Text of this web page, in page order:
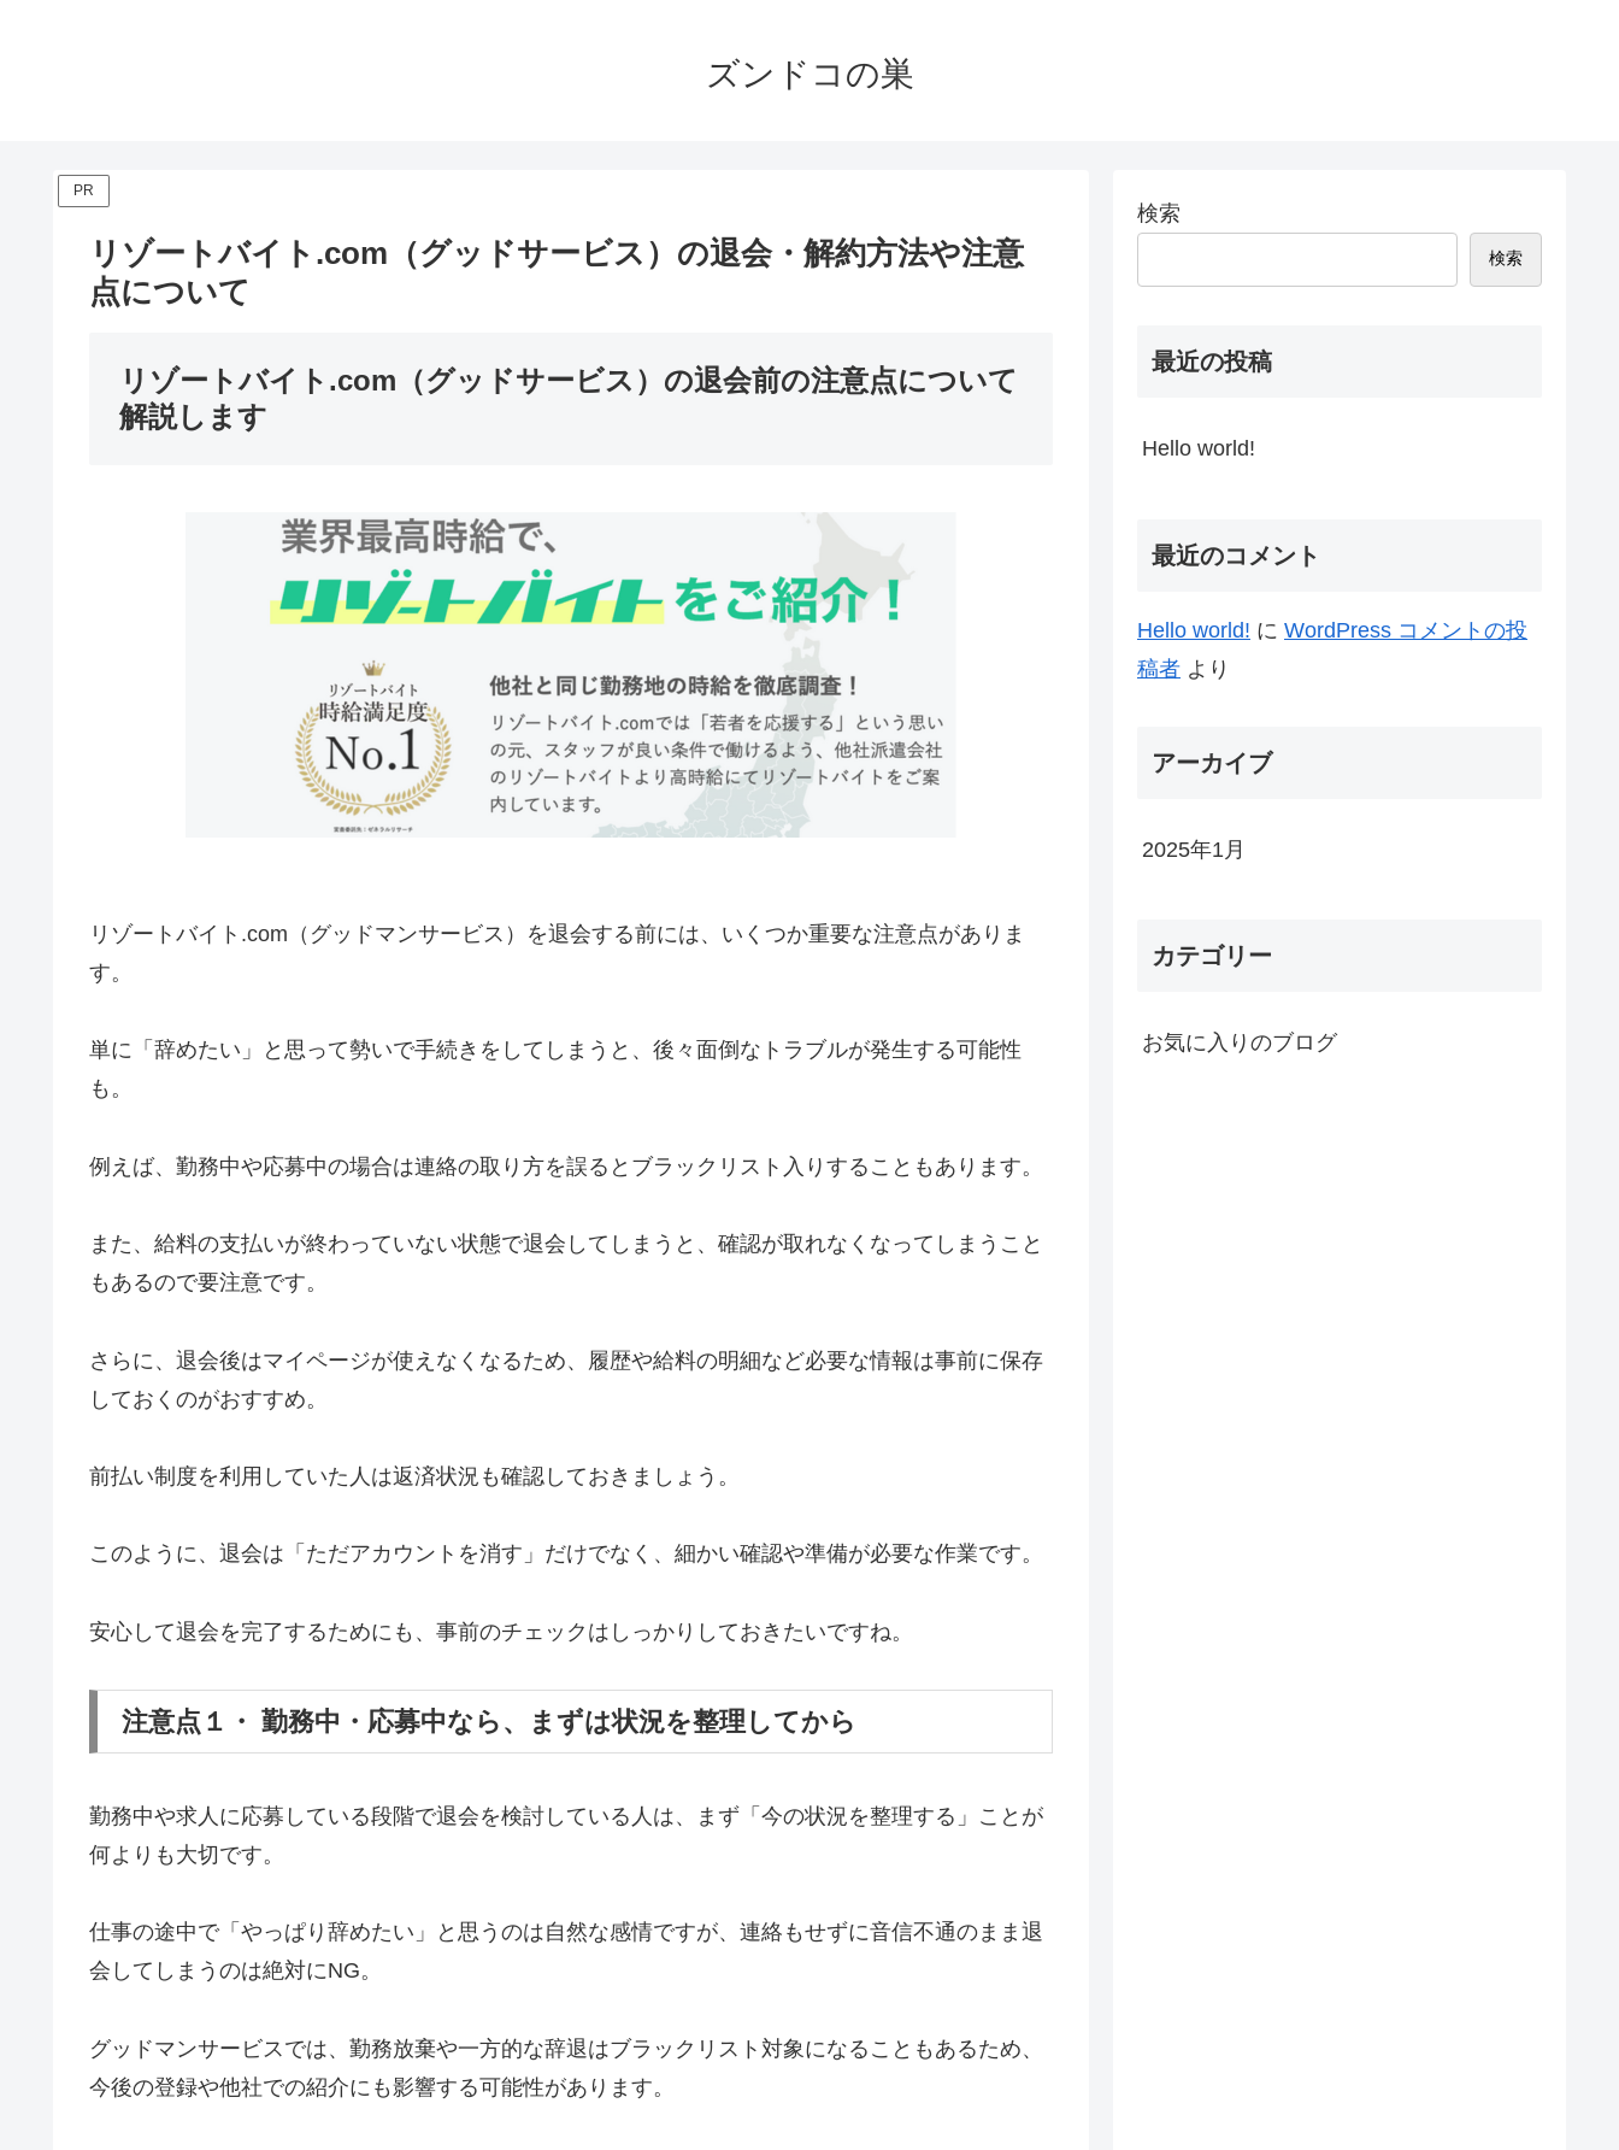
ズンドコの巣
PR
リゾートバイト.com（グッドサービス）の退会・解約方法や注意
点について
リゾートバイト.com（グッドサービス）の退会前の注意点について
解説します
リゾートバイト.com（グッドマンサービス）を退会する前には、いくつか重要な注意点がありま
す。
単に「辞めたい」と思って勢いで手続きをしてしまうと、後々面倒なトラブルが発生する可能性
も。
例えば、勤務中や応募中の場合は連絡の取り方を誤るとブラックリスト入りすることもあります。
また、給料の支払いが終わっていない状態で退会してしまうと、確認が取れなくなってしまうこと
もあるので要注意です。
さらに、退会後はマイページが使えなくなるため、履歴や給料の明細など必要な情報は事前に保存
しておくのがおすすめ。
前払い制度を利用していた人は返済状況も確認しておきましょう。
このように、退会は「ただアカウントを消す」だけでなく、細かい確認や準備が必要な作業です。
安心して退会を完了するためにも、事前のチェックはしっかりしておきたいですね。
注意点１・ 勤務中・応募中なら、まずは状況を整理してから
勤務中や求人に応募している段階で退会を検討している人は、まず「今の状況を整理する」ことが
何よりも大切です。
仕事の途中で「やっぱり辞めたい」と思うのは自然な感情ですが、連絡もせずに音信不通のまま退
会してしまうのは絶対にNG。
グッドマンサービスでは、勤務放棄や一方的な辞退はブラックリスト対象になることもあるため、
今後の登録や他社での紹介にも影響する可能性があります。
検索
検索
最近の投稿
Hello world!
最近のコメント
Hello world! に WordPress コメントの投
稿者 より
アーカイブ
2025年1月
カテゴリー
お気に入りのブログ